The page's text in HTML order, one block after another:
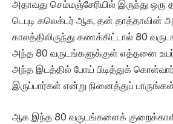
அதாவது செம்மஞ்சேரியில் இருந்து ஒரு
டெபுடி கலெக்டர் ஆக, தன் தாத்தாவின்
காலத்திலிருந்து கணக்கிட்டால் 80
அந்த 80 வருடங்களுக்குள் எத்தனை
அந்த இடத்தில் போய் பிடித்துக்
இருப்பார்கள் என்று நினைத்துப்
ஆக இந்த 80 வருடங்களைக்